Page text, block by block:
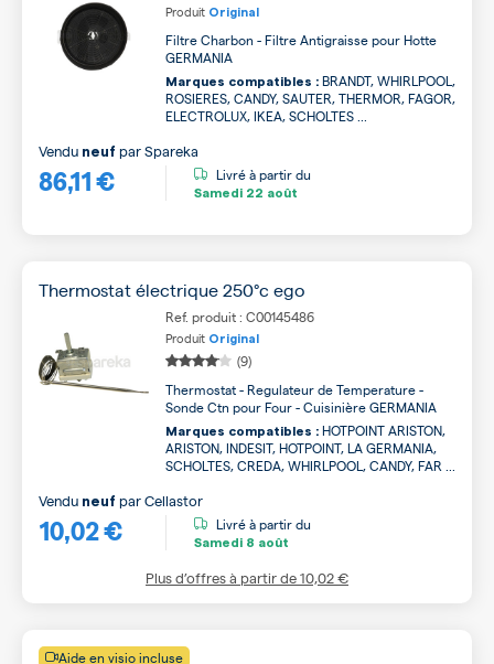
Produit Original
Filtre Charbon - Filtre Antigraisse pour Hotte
GERMANIA
Marques compatibles : BRANDT, WHIRLPOOL,
ROSIERES, CANDY, SAUTER, THERMOR, FAGOR,
ELECTROLUX, IKEA, SCHOLTES ...
86,11 €
Vendu neuf parSpareka
Livré à partir du
Samedi 22 août
Thermostat électrique 250°c ego
Ref. produit : C00145486
Produit Original
(9)
Thermostat - Regulateur de Temperature -
Sonde Ctn pour Four - Cuisinière GERMANIA
Marques compatibles : HOTPOINT ARISTON,
ARISTON, INDESIT, HOTPOINT, LA GERMANIA,
SCHOLTES, CREDA, WHIRLPOOL, CANDY, FAR ...
10,02 €
Vendu neuf parCellastor
Livré à partir du
Samedi 8 août
Plus d’offres à partir de10,02 €
Aide en visio incluse